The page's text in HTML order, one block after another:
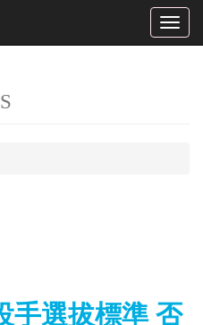
Toggle
手選拔標準 否